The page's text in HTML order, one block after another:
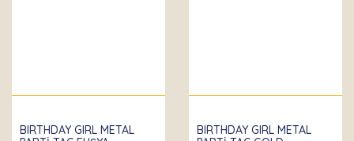
BIRTHDAY GIRL METAL
BIRTHDAY GIRL METAL